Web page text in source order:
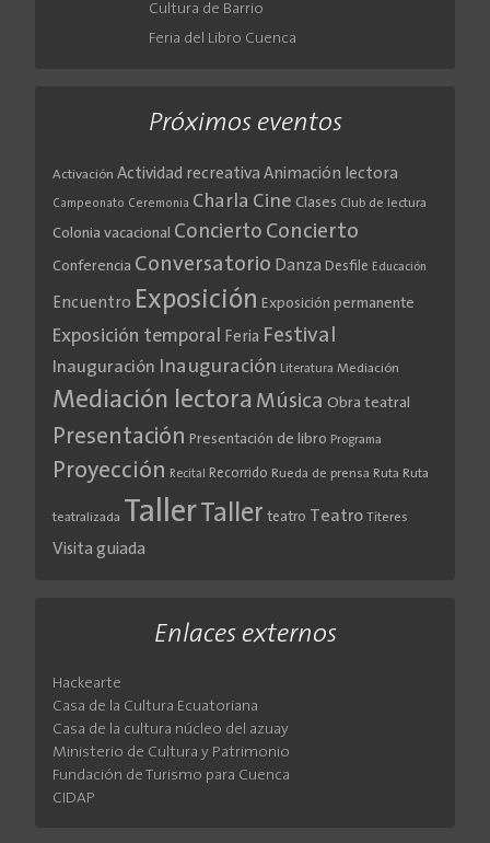
Cultura de Barrio
Feria del Libro Cuenca
Próximos eventos
Activación Actividad recreativa Animación lectora
Campeonato Ceremonia Charla Cine Clases Club de lectura
Colonia vacacional Concierto Concierto
Conferencia Conversatorio Danza Desfile Educación
Encuentro Exposición Exposición permanente
Exposición temporal Feria Festival
Inauguración Inauguración Literatura Mediación
Mediación lectora Música Obra teatral
Presentación Presentación de libro Programa
Proyección Recital Recorrido Rueda de prensa Ruta Ruta
teatralizada Taller Taller teatro Teatro Títeres
Visita guiada
Enlaces externos
Hackearte
Casa de la Cultura Ecuatoriana
Casa de la cultura núcleo del azuay
Ministerio de Cultura y Patrimonio
Fundación de Turismo para Cuenca
CIDAP